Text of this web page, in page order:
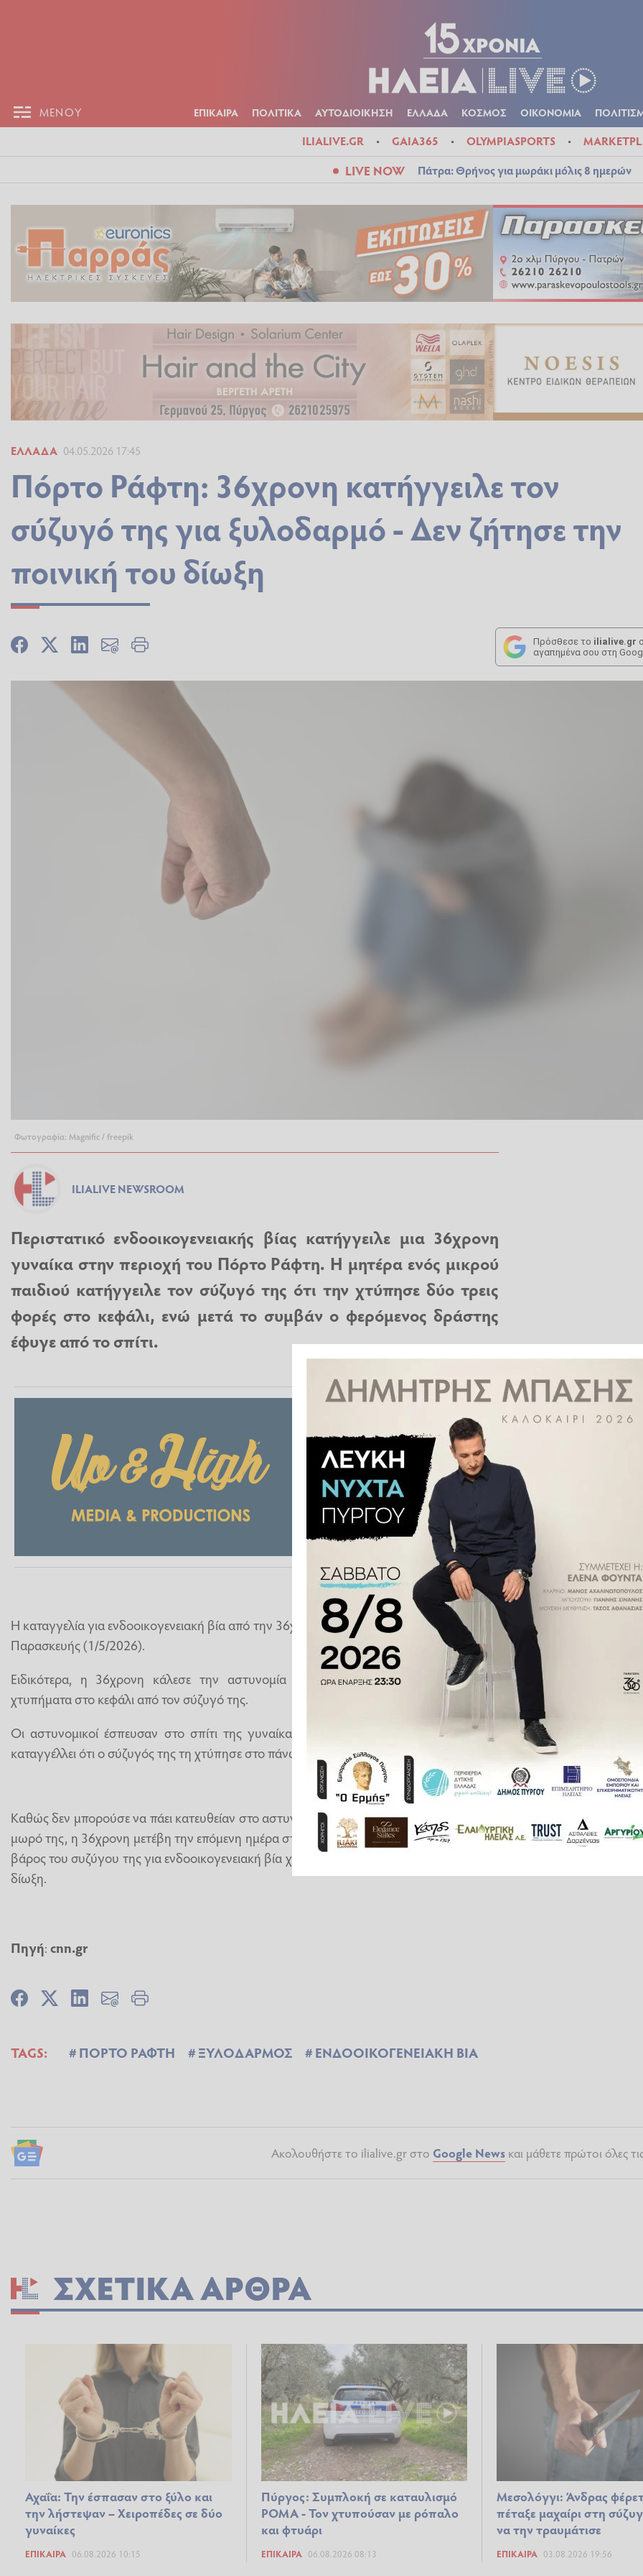
ΜΕΝΟΥ ΕΠΙΚΑΙΡΑ ΠΟΛΙΤΙΚΑ ΑΥΤΟΔΙΟΙΚΗΣΗ ΕΛΛΑΔΑ ΚΟΣΜΟΣ ΟΙΚΟΝΟΜΙΑ
ILIALIVE.GR GAIA365 OLYMPIASPORTS
LIVE NOW Πάτρα: Θρήνος για μωράκι μόλις 8 ημερών
ΕΛΛΆΔΑ 04.05.2026 17:45
Πόρτο Ράφτη: 36χρονη κατήγγειλε τον
σύζυγό της για ξυλοδαρμό - Δεν ζήτησε την
ποινική του δίωξη
Πρόσθεσε το ilialive.gr
αγαπημένα σου στη
Φωτογραφία: Magnific / freepik
ILIALIVE NEWSROOM
Περιστατικό ενδοοικογενειακής βίας κατήγγειλε μια 36χρονη
γυναίκα στην περιοχή του Πόρτο Ράφτη. Η μητέρα ενός μικρού
παιδιού κατήγγειλε τον σύζυγό της ότι την χτύπησε δύο τρεις
φορές στο κεφάλι, ενώ μετά το συμβάν ο φερόμενος δράστης
έφυγε από το σπίτι.
Η καταγγελία για ενδοοικογενειακή βία από την 36χρονη έγινε το βράδυ της περασμένης
Παρασκευής (1/5/2026).
Ειδικότερα, η 36χρονη κάλεσε την αστυνομία και ανέφερε ότι έχει δεχτεί πολλά
χτυπήματα στο κεφάλι από τον σύζυγό της.
Οι αστυνομικοί έσπευσαν στο σπίτι της γυναίκας στο Πόρτο Ράφτη, με την ίδια να
καταγγέλλει ότι ο σύζυγός της τη χτύπησε στο πάνω μέρος του κεφαλιού της.
Καθώς δεν μπορούσε να πάει κατευθείαν στο αστυνομικό τμήμα γιατί είχε μαζί της και το
μωρό της, η 36χρονη μετέβη την επόμενη ημέρα στο Α.Τ. Μαρκοπούλου και κατέθεσε σε
βάρος του συζύγου της για ενδοοικογενειακή βία χωρίς όμως να ζητήσει την ποινική του
δίωξη.
Πηγή:cnn.gr
TAGS: ΠΟΡΤΟ ΡΑΦΤΗ ΞΥΛΟΔΑΡΜΟΣ ΕΝΔΟΟΙΚΟΓΕΝΕΙΑΚΗ ΒΙΑ
Ακολουθήστε το ilialive.gr στο Google Newsκαι μάθετε πρώτοι όλες
ΣΧΕΤΙΚΆ ΆΡΘΡΑ
Αχαΐα: Την έσπασαν στο ξύλο και
την λήστεψαν – Χειροπέδες σε δύο
γυναίκες
ΕΠΊΚΑΙΡΑ 06.08.2026 10:15
Πύργος: Συμπλοκή σε καταυλισμό
ΡΟΜΑ - Τον χτυπούσαν με ρόπαλο
και φτυάρι
ΕΠΊΚΑΙΡΑ 06.08.2026 08:13
Μεσολόγγι: Άνδρας
πέταξε μαχαίρι στη
να την τραυμάτισε
ΕΠΊΚΑΙΡΑ 03.08.2026 19:56